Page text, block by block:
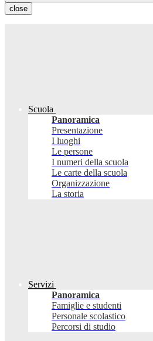
close
Scuola
Panoramica
Presentazione
I luoghi
Le persone
I numeri della scuola
Le carte della scuola
Organizzazione
La storia
Servizi
Panoramica
Famiglie e studenti
Personale scolastico
Percorsi di studio